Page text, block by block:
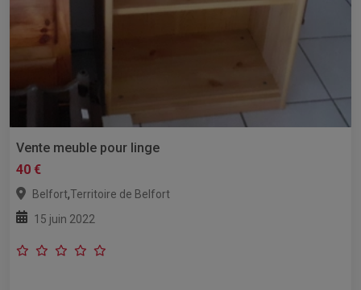
Vente meuble pour linge
40 €
Belfort,Territoire de Belfort
15 juin 2022